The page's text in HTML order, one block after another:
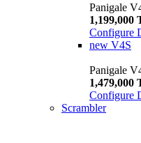
Panigale
1,199,000
Configure
new V4S
Panigale
1,479,000
Configure
Scrambler